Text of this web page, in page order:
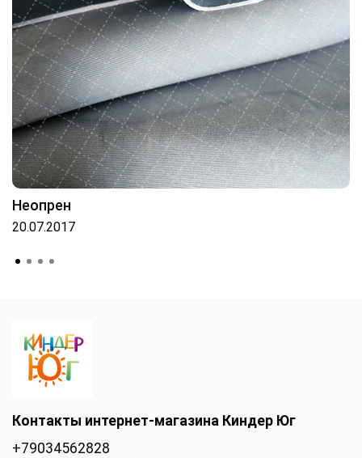
Неопрен
20.07.2017
Контакты интернет-магазина Киндер Юг
+79034562828